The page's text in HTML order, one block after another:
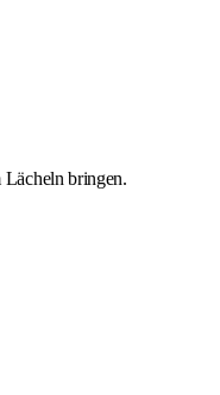
Lächeln bringen.